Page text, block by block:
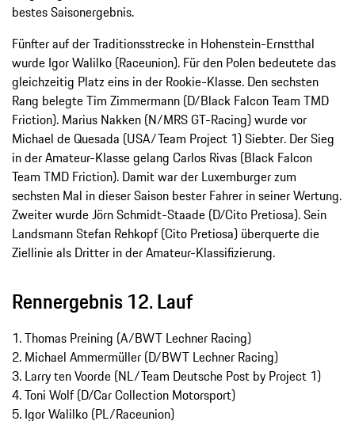
bestes Saisonergebnis.
Fünfter auf der Traditionsstrecke in Hohenstein-Ernstthal
wurde Igor Walilko (Raceunion). Für den Polen bedeutete das
gleichzeitig Platz eins in der Rookie-Klasse. Den sechsten
Rang belegte Tim Zimmermann (D/Black Falcon Team TMD
Friction). Marius Nakken (N/MRS GT-Racing) wurde vor
Michael de Quesada (USA/Team Project 1) Siebter. Der Sieg
in der Amateur-Klasse gelang Carlos Rivas (Black Falcon
Team TMD Friction). Damit war der Luxemburger zum
sechsten Mal in dieser Saison bester Fahrer in seiner Wertung.
Zweiter wurde Jörn Schmidt-Staade (D/Cito Pretiosa). Sein
Landsmann Stefan Rehkopf (Cito Pretiosa) überquerte die
Ziellinie als Dritter in der Amateur-Klassifizierung.
Rennergebnis 12. Lauf
1. Thomas Preining (A/BWT Lechner Racing)
2. Michael Ammermüller (D/BWT Lechner Racing)
3. Larry ten Voorde (NL/Team Deutsche Post by Project 1)
4. Toni Wolf (D/Car Collection Motorsport)
5. Igor Walilko (PL/Raceunion)